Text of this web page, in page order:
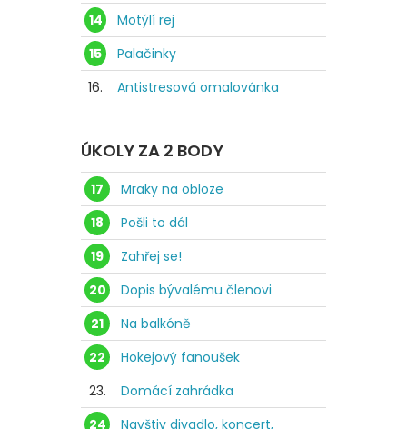
14
Motýlí rej
15
Palačinky
16.
Antistresová omalovánka
ÚKOLY ZA 2 BODY
17
Mraky na obloze
18
Pošli to dál
19
Zahřej se!
20
Dopis bývalému členovi
21
Na balkóně
22
Hokejový fanoušek
23.
Domácí zahrádka
24
Navštiv divadlo, koncert,